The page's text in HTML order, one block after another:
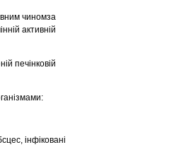
чиномза
активній
печінковій
інфіковані